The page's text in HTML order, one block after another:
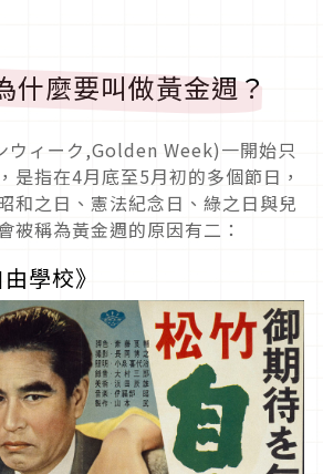
什麼要叫做黃金週？
ウィーク,Golden Week)一開始只
是指在4月底至5月初的多個節日，
和之日、憲法紀念日、綠之日與兒
被稱為黃金週的原因有二：
學校》